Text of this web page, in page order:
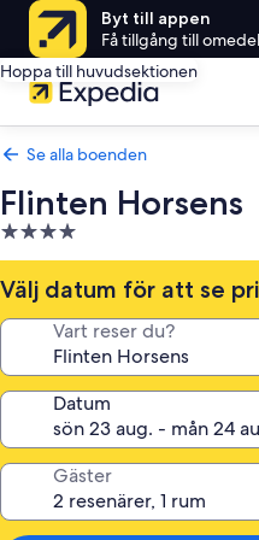
Byt till appen
Få tillgång till
Hoppa till huvudsektionen
Se alla boenden
Flinten Horsens
4.0-
stjärnigt
boende
Välj datum för att se
Vart reser du?
Datum
Gäster